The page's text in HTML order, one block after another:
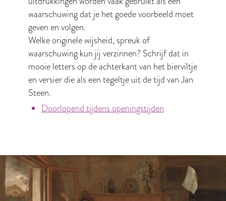
waarschuwing dat je het goede voorbeeld moet
geven en volgen.
Welke originele wijsheid, spreuk of
waarschuwing kun jij verzinnen? Schrijf dat in
mooie letters op de achterkant van het bierviltje
en versier die als een tegeltje uit de tijd van Jan
Steen.
Doorlopend tijdens openingstijden